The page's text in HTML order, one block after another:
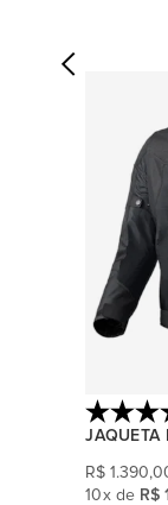
JAQUETA
R$
10x de R$